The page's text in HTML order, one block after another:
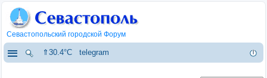
Севастопольский городской Форум
⇑30.4°C telegram